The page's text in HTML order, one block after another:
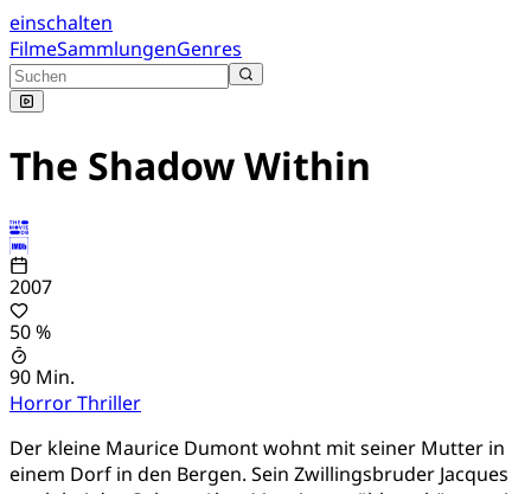
einschalten
FilmeSammlungenGenres
The Shadow Within
2007
50 %
90 Min.
HorrorThriller
Der kleine Maurice Dumont wohnt mit seiner Mutter in
einem Dorf in den Bergen. Sein Zwillingsbruder Jacques